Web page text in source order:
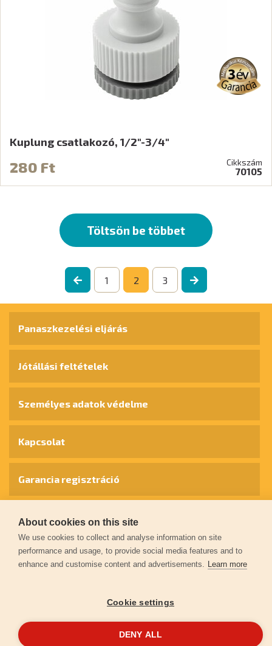
Kuplung csatlakozó, 1/2"-3/4"
280 Ft Cikkszám
70105
Töltsön be többet
1 2 3
© 2026extol.hu- Minden jog fenntartva
Panaszkezelési eljárás
Jótállási feltételek
Személyes adatok védelme
Kapcsolat
Garancia regisztráció
LétrehoztaFEO
About cookies on this site
We use cookies to collect and analyse information on site
performance and usage, to provide social media features and to
enhance and customise content and advertisements. Learn more
Cookie settings
DENY ALL